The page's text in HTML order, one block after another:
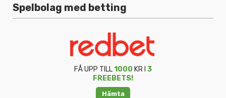
Spelbolag med betting
FÅ UPP TILL1000 KR I 3
FREEBETS!
Hämta